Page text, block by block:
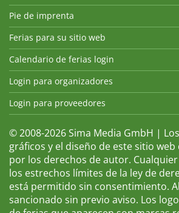
Pie de imprenta
Ferias para su sitio web
Calendario de ferias login
Login para organizadores
Login para proveedores
© 2008-2026 Sima Media GmbH |
gráficos y el diseño de este sitio
por los derechos de autor.
los estrechos límites de la ley de
está permitido sin consentimiento.
sancionado sin previo aviso. Los